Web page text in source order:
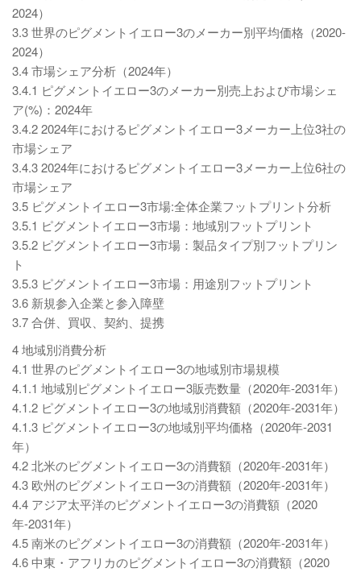
2024）
3.3 世界のピグメントイエロー3のメーカー別平均価格（2020-
2024）
3.4 市場シェア分析（2024年）
3.4.1 ピグメントイエロー3のメーカー別売上および市場シェ
ア(%)：2024年
3.4.2 2024年におけるピグメントイエロー3メーカー上位3社の
市場シェア
3.4.3 2024年におけるピグメントイエロー3メーカー上位6社の
市場シェア
3.5 ピグメントイエロー3市場:全体企業フットプリント分析
3.5.1 ピグメントイエロー3市場：地域別フットプリント
3.5.2 ピグメントイエロー3市場：製品タイプ別フットプリン
ト
3.5.3 ピグメントイエロー3市場：用途別フットプリント
3.6 新規参入企業と参入障壁
3.7 合併、買収、契約、提携
4 地域別消費分析
4.1 世界のピグメントイエロー3の地域別市場規模
4.1.1 地域別ピグメントイエロー3販売数量（2020年-2031年）
4.1.2 ピグメントイエロー3の地域別消費額（2020年-2031年）
4.1.3 ピグメントイエロー3の地域別平均価格（2020年-2031
年）
4.2 北米のピグメントイエロー3の消費額（2020年-2031年）
4.3 欧州のピグメントイエロー3の消費額（2020年-2031年）
4.4 アジア太平洋のピグメントイエロー3の消費額（2020
年-2031年）
4.5 南米のピグメントイエロー3の消費額（2020年-2031年）
4.6 中東・アフリカのピグメントイエロー3の消費額（2020